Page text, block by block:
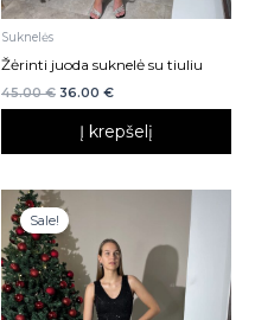
Suknelės
Žėrinti juoda suknelė su tiuliu
45.00€ 36.00 €
Į krepšelį
Sale!